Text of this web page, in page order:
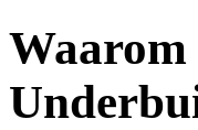
Waarom